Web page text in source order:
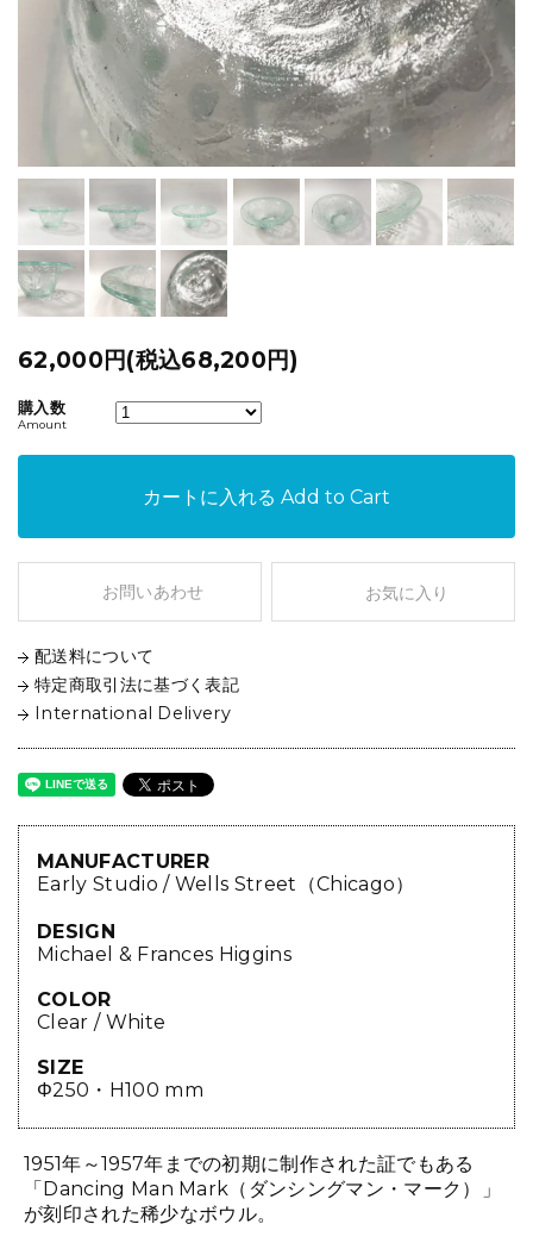
62,000円(税込68,200円)
購入数
Amount
カートに入れる Add to Cart
お問いあわせ お気に入り
配送料について
特定商取引法に基づく表記
International Delivery
MANUFACTURER
Early Studio / Wells Street（Chicago）
DESIGN
Michael & Frances Higgins
COLOR
Clear / White
SIZE
Φ250・H100 mm
1951年～1957年までの初期に制作された証でもある
「Dancing Man Mark（ダンシングマン・マーク）」
が刻印された稀少なボウル。